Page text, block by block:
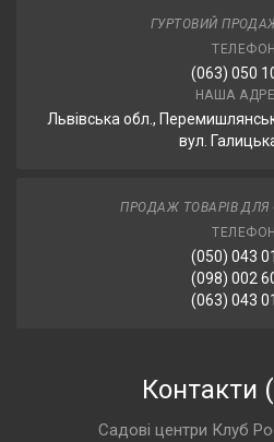
ГУРТОВИЙ
ТЕЛЕФОН
(063) 050
НАША
Львівська обл.,
вул.
ПРОДАЖ ТОВАРІВ ДЛЯ
ТЕЛЕФОН
(050) 043
(098) 002
(063) 043
Контакти (
Садові центри Клуб